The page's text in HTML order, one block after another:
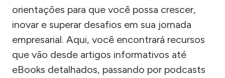
orientações para que você possa crescer,
inovar e superar desafios em sua jornada
empresarial. Aqui, você encontrará recursos
que vão desde artigos informativos até
eBooks detalhados, passando por podcasts